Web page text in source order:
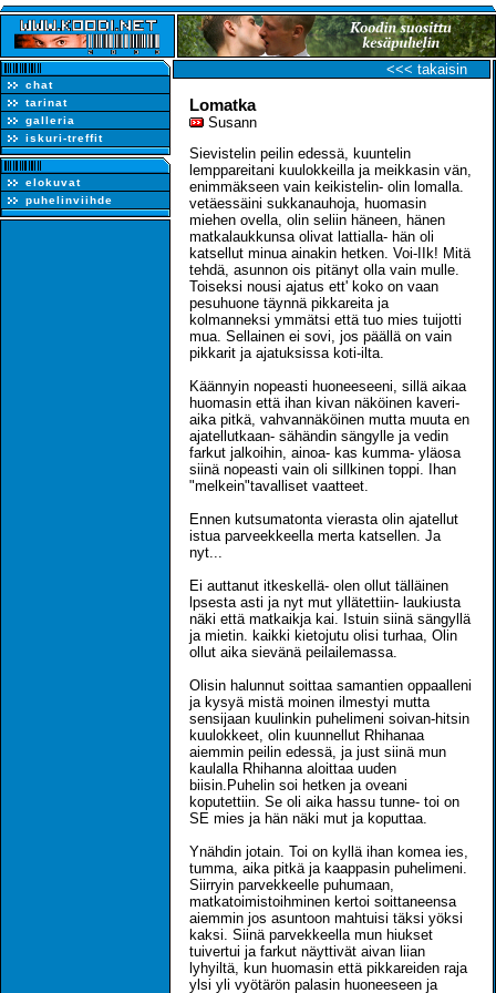
chat
tarinat
galleria
iskuri-treffit
elokuvat
puhelinviihde
<<< takaisin
Lomatka
Susann
Sievistelin peilin edessä, kuuntelin
lemppareitani kuulokkeilla ja meikkasin vän,
enimmäkseen vain keikistelin- olin lomalla.
vetäessäini sukkanauhoja, huomasin
miehen ovella, olin seliin häneen, hänen
matkalaukkunsa olivat lattialla- hän oli
katsellut minua ainakin hetken. Voi-IIk! Mitä
tehdä, asunnon ois pitänyt olla vain mulle.
Toiseksi nousi ajatus ett' koko on vaan
pesuhuone täynnä pikkareita ja
kolmanneksi ymmätsi että tuo mies tuijotti
mua. Sellainen ei sovi, jos päällä on vain
pikkarit ja ajatuksissa koti-ilta.
Käännyin nopeasti huoneeseeni, sillä aikaa
huomasin että ihan kivan näköinen kaveri-
aika pitkä, vahvannäköinen mutta muuta en
ajatellutkaan- sähändin sängylle ja vedin
farkut jalkoihin, ainoa- kas kumma- yläosa
siinä nopeasti vain oli sillkinen toppi. Ihan
"melkein"tavalliset vaatteet.
Ennen kutsumatonta vierasta olin ajatellut
istua parveekkeella merta katsellen. Ja
nyt...
Ei auttanut itkeskellä- olen ollut tälläinen
lpsesta asti ja nyt mut yllätettiin- laukiusta
näki että matkaikja kai. Istuin siinä sängyllä
ja mietin. kaikki kietojutu olisi turhaa, Olin
ollut aika sievänä peilailemassa.
Olisin halunnut soittaa samantien oppaalleni
ja kysyä mistä moinen ilmestyi mutta
sensijaan kuulinkin puhelimeni soivan-hitsin
kuulokkeet, olin kuunnellut Rhihanaa
aiemmin peilin edessä, ja just siinä mun
kaulalla Rhihanna aloittaa uuden
biisin.Puhelin soi hetken ja oveani
koputettiin. Se oli aika hassu tunne- toi on
SE mies ja hän näki mut ja koputtaa.
Ynähdin jotain. Toi on kyllä ihan komea ies,
tumma, aika pitkä ja kaappasin puhelimeni.
Siirryin parvekkeelle puhumaan,
matkatoimistoihminen kertoi soittaneensa
aiemmin jos asuntoon mahtuisi täksi yöksi
kaksi. Siinä parvekkeella mun hiukset
tuivertui ja farkut näyttivät aivan liian
lyhyiltä, kun huomasin että pikkareiden raja
ylsi yli vyötärön palasin huoneeseen ja